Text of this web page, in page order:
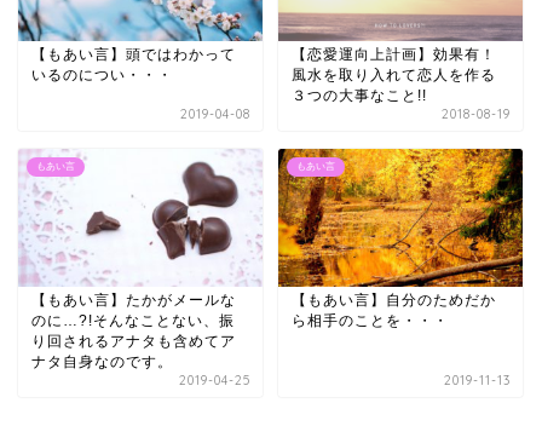
【もあい言】頭ではわかって
いるのについ・・・
2019-04-08
【恋愛運向上計画】効果有！
風水を取り入れて恋人を作る
３つの大事なこと!!
2018-08-19
もあい言
【もあい言】たかがメールな
のに…?!そんなことない、振
り回されるアナタも含めてア
ナタ自身なのです。
2019-04-25
もあい言
【もあい言】自分のためだか
ら相手のことを・・・
2019-11-13